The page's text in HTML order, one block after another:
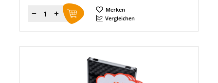
Menge
Merken
Vergleichen